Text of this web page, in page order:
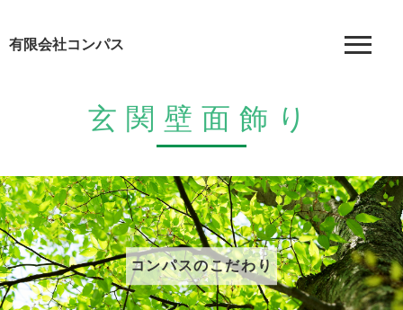
有限会社コンパス
玄関壁面飾り
コンパスのこだわり